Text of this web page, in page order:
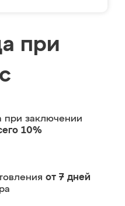
при
при заключении
10%
от 7 дней